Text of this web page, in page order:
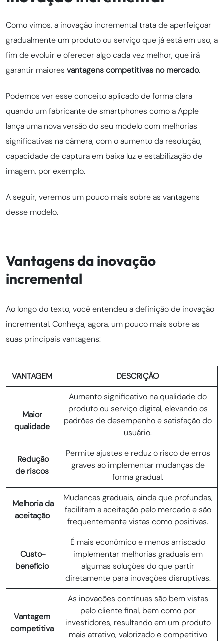
Como vimos, a inovação incremental trata de aperfeiçoar
gradualmente um produto ou serviço que já está em uso, a
fim de evoluir e oferecer algo cada vez melhor, que irá
garantir maiores vantagens competitivas no mercado.
Podemos ver esse conceito aplicado de forma clara
quando um fabricante de smartphones como a Apple
lança uma nova versão do seu modelo com melhorias
significativas na câmera, com o aumento da resolução,
capacidade de captura em baixa luz e estabilização de
imagem, por exemplo.
A seguir, veremos um pouco mais sobre as vantagens
desse modelo.
Vantagens da inovação
incremental
Ao longo do texto, você entendeu a definição de inovação
incremental. Conheça, agora, um pouco mais sobre as
suas principais vantagens:
VANTAGEM DESCRIÇÃO
Maior
qualidade
Aumento significativo na qualidade do
produto ou serviço digital, elevando os
padrões de desempenho e satisfação do
usuário.
Redução
de riscos
Permite ajustes e reduz o risco de erros
graves ao implementar mudanças de
forma gradual.
Melhoria da
aceitação
Mudanças graduais, ainda que profundas,
facilitam a aceitação pelo mercado e são
frequentemente vistas como positivas.
Custo-
benefício
É mais econômico e menos arriscado
implementar melhorias graduais em
algumas soluções do que partir
diretamente para inovações disruptivas.
Vantagem
competitiva
As inovações contínuas são bem vistas
pelo cliente final, bem como por
investidores, resultando em um produto
mais atrativo, valorizado e competitivo